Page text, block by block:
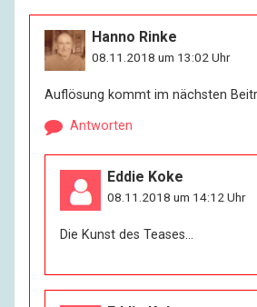
Hanno Rinke
08.11.2018 um 13:02 Uhr
Auflösung kommt im nächsten
Antworten
Eddie Koke
08.11.2018 um 14:12 Uhr
Die Kunst des Teases…